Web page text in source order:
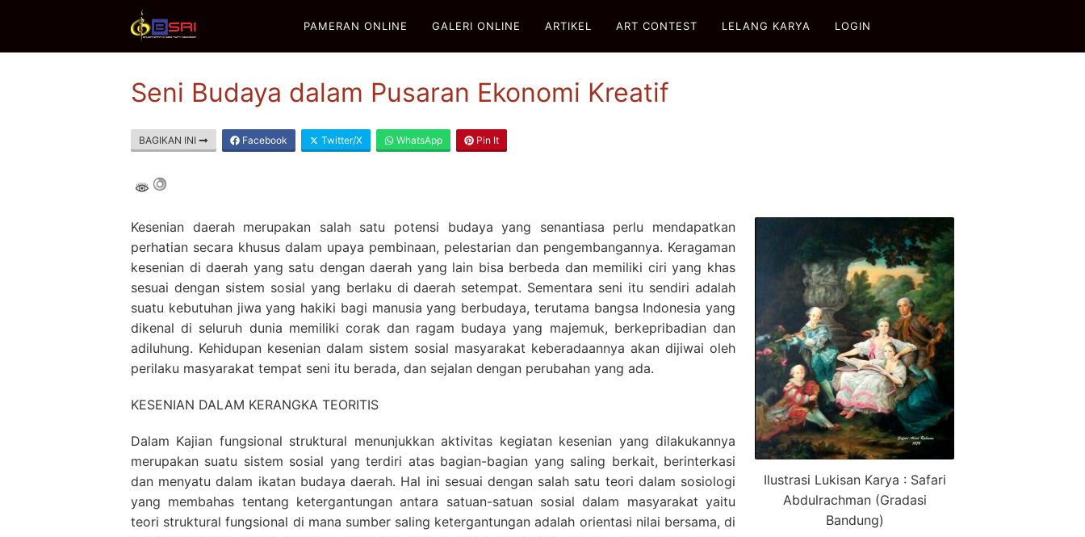
PAMERAN ONLINE GALERI ONLINE ARTIKEL ART CONTEST LELANG KARYA LOGIN
Seni Budaya dalam Pusaran Ekonomi Kreatif
BAGIKAN INI Facebook Twitter/X WhatsApp Pin It
Ilustrasi Lukisan Karya : Safari
Abdulrachman (Gradasi
Bandung)
Kesenian daerah merupakan salah satu potensi budaya yang senantiasa perlu mendapatkan
perhatian secara khusus dalam upaya pembinaan, pelestarian dan pengembangannya. Keragaman
kesenian di daerah yang satu dengan daerah yang lain bisa berbeda dan memiliki ciri yang khas
sesuai dengan sistem sosial yang berlaku di daerah setempat. Sementara seni itu sendiri adalah
suatu kebutuhan jiwa yang hakiki bagi manusia yang berbudaya, terutama bangsa Indonesia yang
dikenal di seluruh dunia memiliki corak dan ragam budaya yang majemuk, berkepribadian dan
adiluhung. Kehidupan kesenian dalam sistem sosial masyarakat keberadaannya akan dijiwai oleh
perilaku masyarakat tempat seni itu berada, dan sejalan dengan perubahan yang ada.
KESENIAN DALAM KERANGKA TEORITIS
Dalam Kajian fungsional struktural menunjukkan aktivitas kegiatan kesenian yang dilakukannya
merupakan suatu sistem sosial yang terdiri atas bagian-bagian yang saling berkait, berinterkasi
dan menyatu dalam ikatan budaya daerah. Hal ini sesuai dengan salah satu teori dalam sosiologi
yang membahas tentang ketergantungan antara satuan-satuan sosial dalam masyarakat yaitu
teori struktural fungsional di mana sumber saling ketergantungan adalah orientasi nilai bersama, di